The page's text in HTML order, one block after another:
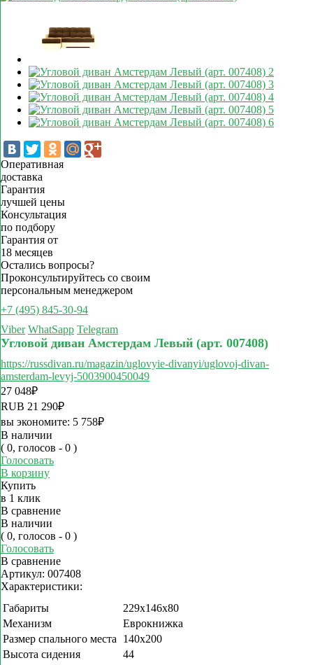
Оперативная
доставка
Гарантия
лучшей цены
Консультация
по подбору
Гарантия от
18 месяцев
Остались вопросы?
Проконсультируйтесь со своим
персональным менеджером
+7 (495) 845-30-94
Viber WhatSapp Telegram
Угловой диван Амстердам Левый (арт. 007408)
https://russdivan.ru/magazin/uglovyie-divanyi/uglovoj-divan-
amsterdam-levyj-5003900450049
27 048₽
RUB 21 290₽
вы экономите: 5 758₽
В наличии
( 0, голосов - 0 )
Голосовать
В корзину
Купить
в 1 клик
В сравнение
В наличии
( 0, голосов - 0 )
Голосовать
В сравнение
Артикул: 007408
Характеристики:
Габариты
229x146x80
Механизм
Еврокнижка
Размер спального места
140x200
Высота сидения
44